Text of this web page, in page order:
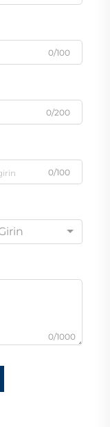
0/100
0/200
0/100
0/1000